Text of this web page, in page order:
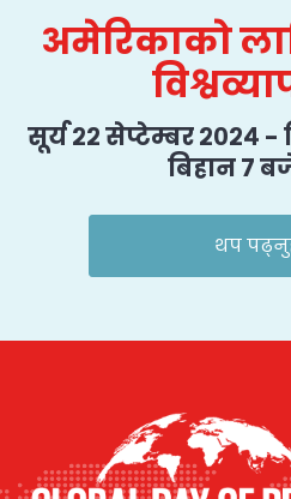
अमेरिकाको
सूर्य २२ सेप्टेम्बर २०२४
बिहान ७
थप